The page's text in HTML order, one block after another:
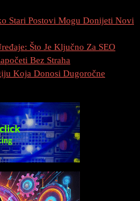
Stari Postovi Mogu Donijeti Novi
Što Je Ključno Za SEO
Bez Straha
Koja Donosi Dugoročne